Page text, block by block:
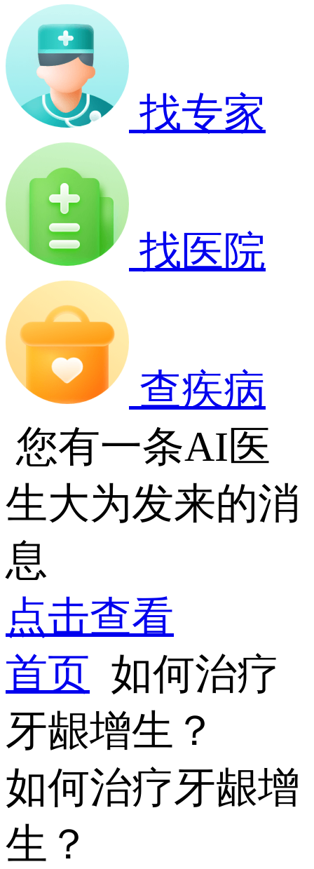
找专家
找医院
查疾病
您有一条AI医
生大为发来的消
息
点击查看
首页 如何治疗
牙龈增生？
如何治疗牙龈增
生？